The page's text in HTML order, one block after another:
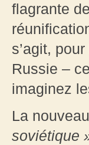
flagrante
s’agit,
Russie –
imaginez
La
soviétique